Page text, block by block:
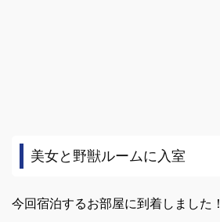
美女と野獣ルームに入室
今回宿泊するお部屋に到着しました！